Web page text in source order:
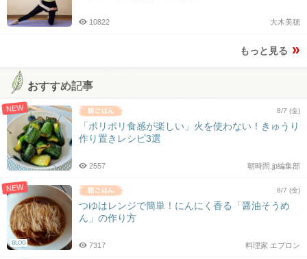
大木美穂
10822
もっと見る
おすすめ記事
NEW 8/7 (金)
「ポリポリ食感が楽しい」火を使わない！きゅうり
作り置きレシピ3選
朝時間.jp編集部
2557
NEW
BLOG
8/7 (金)
つゆはレンジで簡単！にんにく香る「醤油そうめ
ん」の作り方
料理家 エプロン
7317